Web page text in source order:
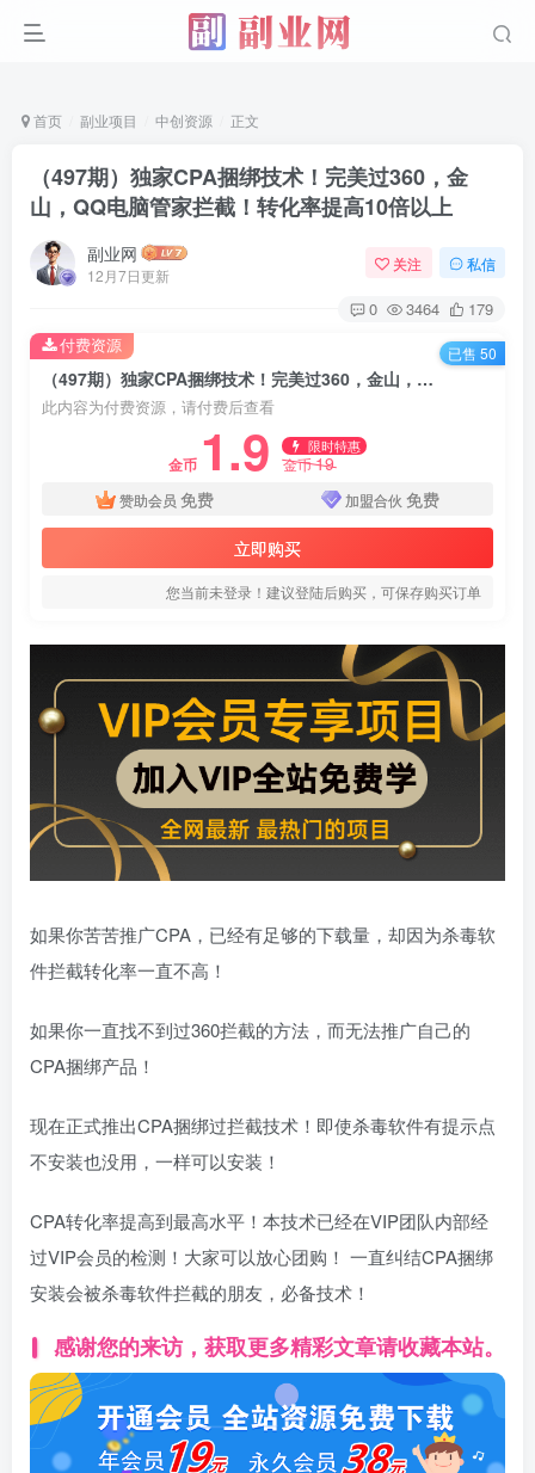
首页 副业项目 中创资源 正文
（497期）独家CPA捆绑技术！完美过360，金
山，QQ电脑管家拦截！转化率提高10倍以上
副业网
12月7日更新
关注 私信
0 3464 179
（497期）独家CPA捆绑技术！完美过360，金山，QQ电脑管家拦截！转化率提高10倍以上
此内容为付费资源，请付费后查看
金币 1.9 限时特惠
金币19
赞助会员 免费 加盟合伙 免费
立即购买
您当前未登录！建议登陆后购买，可保存购买订单
付费资源 已售 50
如果你苦苦推广CPA，已经有足够的下载量，却因为杀毒软
件拦截转化率一直不高！
如果你一直找不到过360拦截的方法，而无法推广自己的
CPA捆绑产品！
现在正式推出CPA捆绑过拦截技术！即使杀毒软件有提示点
不安装也没用，一样可以安装！
CPA转化率提高到最高水平！本技术已经在VIP团队内部经
过VIP会员的检测！大家可以放心团购！ 一直纠结CPA捆绑
安装会被杀毒软件拦截的朋友，必备技术！
感谢您的来访，获取更多精彩文章请收藏本站。